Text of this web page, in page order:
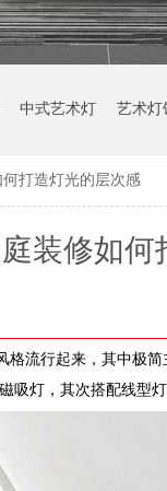
中式艺术灯 艺术灯
打造灯光的层次感
装修如何
流行起来，其中极
，其次搭配线型灯